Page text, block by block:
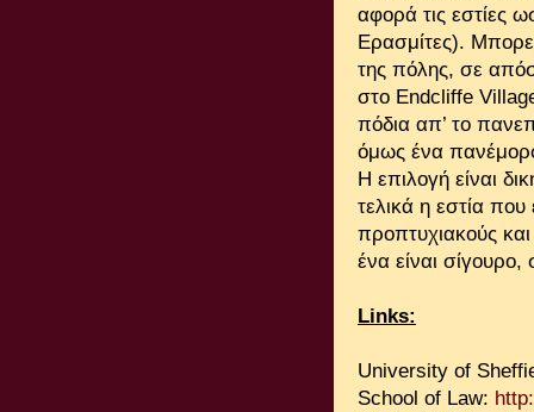
αφορά τις εστίες
Ερασμίτες).
της πόλης, σε
στο Endcliffe
πόδια απ’ το
όμως ένα
Η επιλογή είναι
τελικά η εστία που
προπτυχιακούς
ένα είναι
Links:
University of
School of Law: